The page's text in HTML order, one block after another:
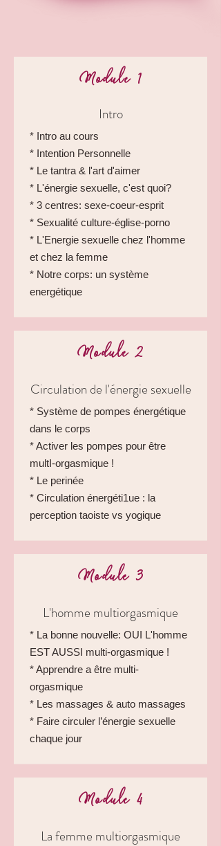
Module 1
Intro
* Intro au cours
* Intention Personnelle
* Le tantra & l'art d'aimer
* L'énergie sexuelle, c'est quoi?
* 3 centres: sexe-coeur-esprit
* Sexualité culture-église-porno
* L'Energie sexuelle chez l'homme
et chez la femme
* Notre corps: un système
energétique
Module 2
Circulation de l'énergie sexuelle
* Système de pompes énergétique
dans le corps
* Activer les pompes pour être
multI-orgasmique !
* Le perinée
* Circulation énergéti1ue : la
perception taoiste vs yogique
Module 3
L'homme multiorgasmique
* La bonne nouvelle: OUI L'homme
EST AUSSI multi-orgasmique !
* Apprendre a être multi-
orgasmique
* Les massages & auto massages
* Faire circuler l’énergie sexuelle
chaque jour
Module 4
La femme multiorgasmique